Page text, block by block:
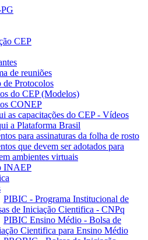
CEP
de reuniões
de Protocolos
do CEP (Modelos)
CONEP
as capacitações do CEP - Vídeos
a Plataforma Brasil
para assinaturas da folha de rosto
que devem ser adotados para
ambientes virtuais
INAEP
PIBIC - Programa Institucional de
de Iniciação Cientifica - CNPq
PIBIC Ensino Médio - Bolsa de
Cientifica para Ensino Médio